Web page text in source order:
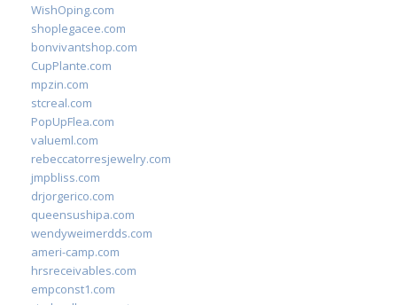
WishOping.com
shoplegacee.com
bonvivantshop.com
CupPlante.com
mpzin.com
stcreal.com
PopUpFlea.com
valueml.com
rebeccatorresjewelry.com
jmpbliss.com
drjorgerico.com
queensushipa.com
wendyweimerdds.com
ameri-camp.com
hrsreceivables.com
empconst1.com